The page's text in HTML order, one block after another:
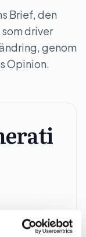
Brief, den
driver
genom
Opinion.